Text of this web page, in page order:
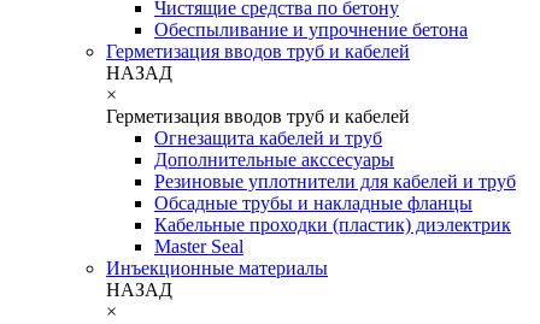
Чистящие средства по бетону
Обеспыливание и упрочнение бетона
Герметизация вводов труб и кабелей
НАЗАД
×
Герметизация вводов труб и кабелей
Огнезащита кабелей и труб
Дополнительные акссесуары
Резиновые уплотнители для кабелей и труб
Обсадные трубы и накладные фланцы
Кабельные проходки (пластик) диэлектрик
Master Seal
Инъекционные материалы
НАЗАД
×